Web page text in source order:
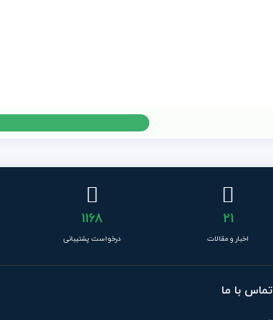
21
اخبار و مقالات
1168
درخواست پشتیبانی
تماس با ما